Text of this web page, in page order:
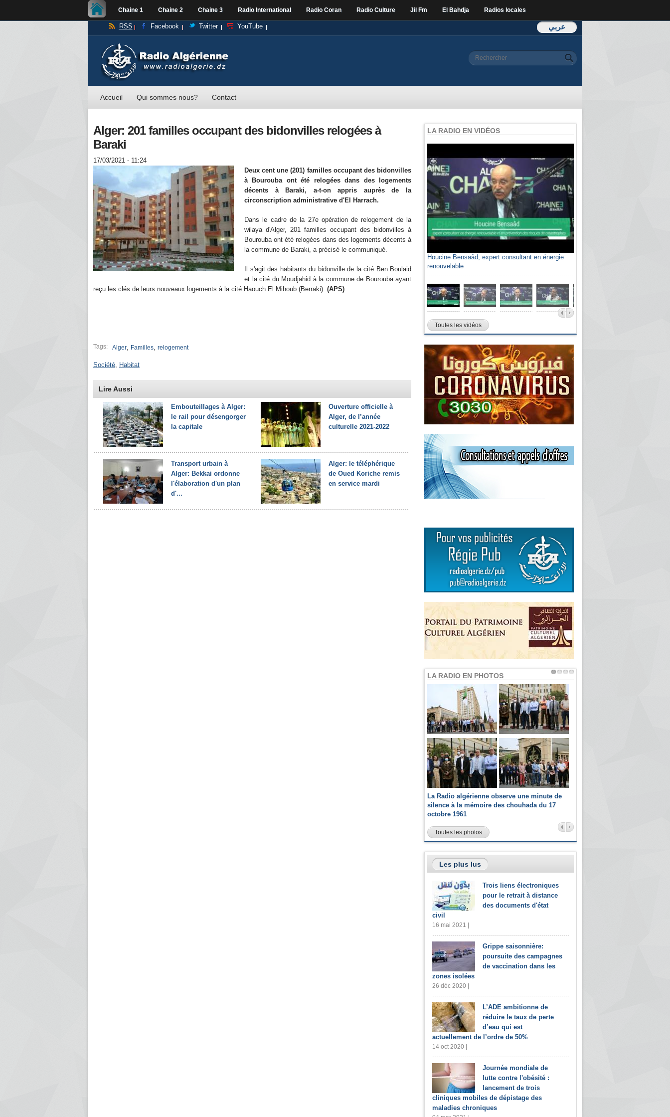
Chaine 1 Chaine 2 Chaine 3 Radio International Radio Coran Radio Culture Jil Fm El Bahdja Radios locales
عربي RSS Facebook Twitter YouTube
Formulaire de
Rechercher
Accueil Qui sommes nous? Contact
Alger: 201 familles occupant des bidonvilles relogées à
Baraki
17/03/2021 - 11:24
Deux cent une (201) familles occupant des bidonvilles
à Bourouba ont été relogées dans des logements
décents à Baraki, a-t-on appris auprès de la
circonscription administrative d'El Harrach.
Dans le cadre de la 27e opération de relogement de la
wilaya d'Alger, 201 familles occupant des bidonvilles à
Bourouba ont été relogées dans des logements décents à
la commune de Baraki, a précisé le communiqué.
Il s'agit des habitants du bidonville de la cité Ben Boulaid
et la cité du Moudjahid à la commune de Bourouba ayant
reçu les clés de leurs nouveaux logements à la cité Haouch El Mihoub (Berraki). (APS)
Tags: Alger, Familles, relogement
Société, Habitat
Lire Aussi
Embouteillages à Alger:
le rail pour désengorger
la capitale
Ouverture officielle à
Alger, de l’année
culturelle 2021-2022
Transport urbain à
Alger: Bekkai ordonne
l'élaboration d'un plan
d'...
Alger: le téléphérique
de Oued Koriche remis
en service mardi
LA RADIO EN VIDÉOS
Houcine Bensaâd, expert consultant en énergie
renouvelable
Toutes les vidéos
LA RADIO EN PHOTOS
La Radio algérienne observe une minute de
silence à la mémoire des chouhada du 17
octobre 1961
Toutes les photos
Les plus lus
Trois liens électroniques
pour le retrait à distance
des documents d'état
civil
16 mai 2021 |
Grippe saisonnière:
poursuite des campagnes
de vaccination dans les
zones isolées
26 déc 2020 |
L’ADE ambitionne de
réduire le taux de perte
d’eau qui est
actuellement de l’ordre de 50%
14 oct 2020 |
Journée mondiale de
lutte contre l'obésité :
lancement de trois
cliniques mobiles de dépistage des
maladies chroniques